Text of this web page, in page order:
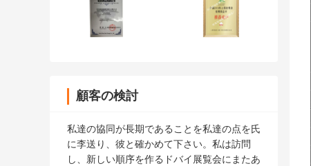
顧客の検討
私達の協同が長期であることを私達の点を氏
に李送り、彼と確かめて下さい。私は訪問
し、新しい順序を作るドバイ展覧会にまたあ